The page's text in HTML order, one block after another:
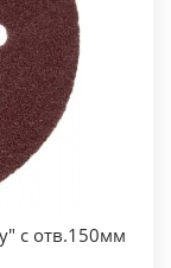
с отв.150мм